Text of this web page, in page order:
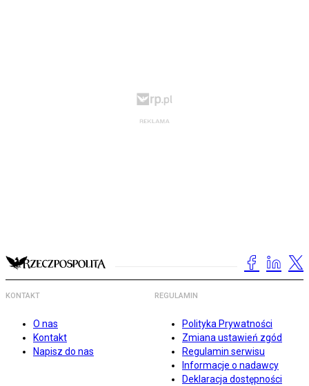
KONTAKT
O nas
Kontakt
Napisz do nas
REGULAMIN
Polityka Prywatności
Zmiana ustawień zgód
Regulamin serwisu
Informacje o nadawcy
Deklaracja dostępności